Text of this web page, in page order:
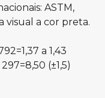
ASTM,
visual a cor preta.
a 1,43
(±1,5)